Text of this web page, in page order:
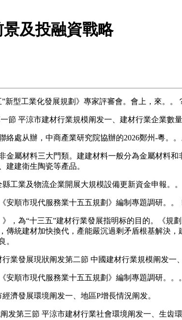
景及投融資戰略
型工業化發展規劃》專家評審會。會上，來。。
平涼市建材行業規模阐发一、建材行業企業數量
處从辦，中商產業研究院協辦的2026鄭州-粵。。
材料三大門類。建建材料一般分為金屬材料和
建建衛生陶瓷等產品。
業及物流企業開展大規模設備更新資金申報。。
順市現代服務業十五五規劃》編制專題調研。。
為“十三五”建材行業發展指明标的目的。《規
統建材加快換代，產能嚴沉過剩矛盾根基解決
。
發展現狀阐发第二節 中國建材行業規模阐发一
順市現代服務業十五五規劃》編制專題調研。。。
發展環境阐发一、地區P增長情況阐发。
第三節 平涼市建材行業社會環境阐发一、生齿環